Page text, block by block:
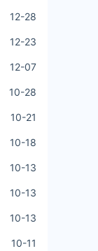
12-28
12-23
12-07
10-28
10-21
10-18
10-13
10-13
10-13
10-11